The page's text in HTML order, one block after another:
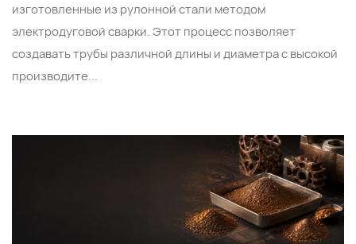
изготовленные из рулонной стали методом
электродуговой сварки. Этот процесс позволяет
создавать трубы различной длины и диаметра с высокой
производите...